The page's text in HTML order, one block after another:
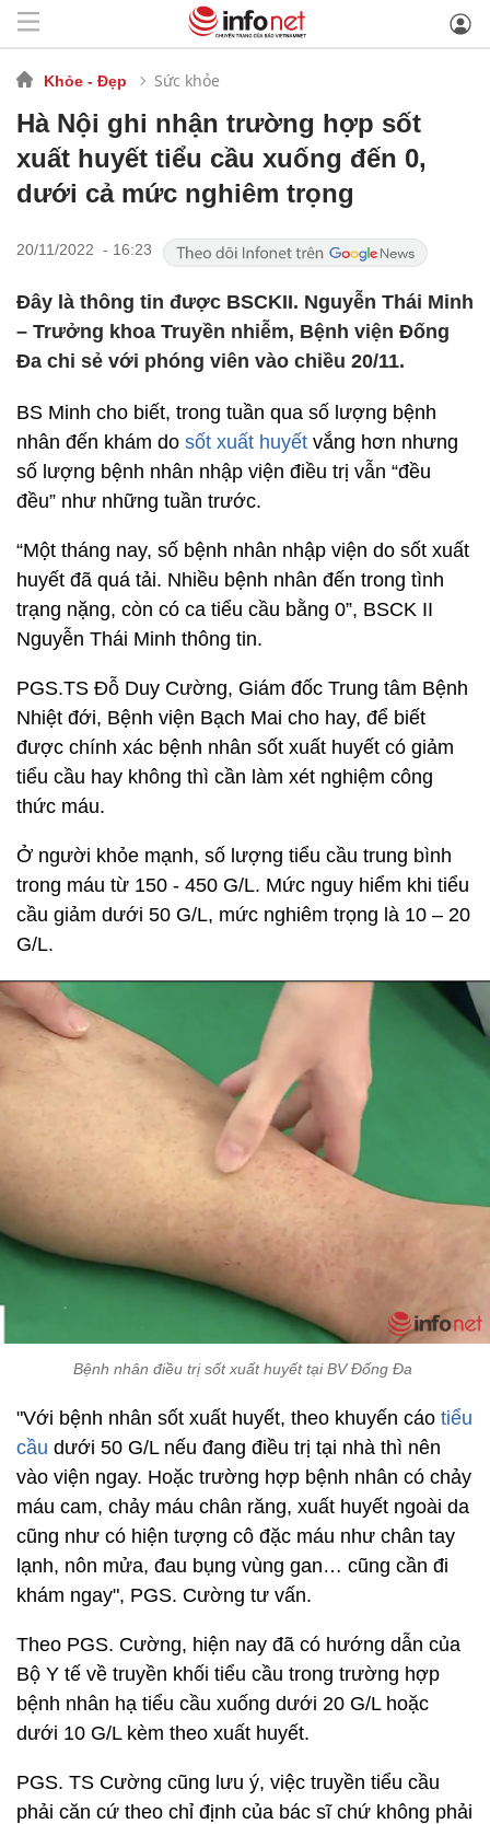
Khỏe - Đẹp Sức khỏe
Hà Nội ghi nhận trường hợp sốt
xuất huyết tiểu cầu xuống đến 0,
dưới cả mức nghiêm trọng
20/11/2022 - 16:23
Đây là thông tin được BSCKII. Nguyễn Thái Minh
– Trưởng khoa Truyền nhiễm, Bệnh viện Đống
Đa chi sẻ với phóng viên vào chiều 20/11.
BS Minh cho biết, trong tuần qua số lượng bệnh
nhân đến khám do sốt xuất huyết vắng hơn nhưng
số lượng bệnh nhân nhập viện điều trị vẫn “đều
đều” như những tuần trước.
“Một tháng nay, số bệnh nhân nhập viện do sốt xuất
huyết đã quá tải. Nhiều bệnh nhân đến trong tình
trạng nặng, còn có ca tiểu cầu bằng 0”, BSCK II
Nguyễn Thái Minh thông tin.
PGS.TS Đỗ Duy Cường, Giám đốc Trung tâm Bệnh
Nhiệt đới, Bệnh viện Bạch Mai cho hay, để biết
được chính xác bệnh nhân sốt xuất huyết có giảm
tiểu cầu hay không thì cần làm xét nghiệm công
thức máu.
Ở người khỏe mạnh, số lượng tiểu cầu trung bình
trong máu từ 150 - 450 G/L. Mức nguy hiểm khi tiểu
cầu giảm dưới 50 G/L, mức nghiêm trọng là 10 – 20
G/L.
Bệnh nhân điều trị sốt xuất huyết tại BV Đống Đa
"Với bệnh nhân sốt xuất huyết, theo khuyến cáo tiểu
cầu dưới 50 G/L nếu đang điều trị tại nhà thì nên
vào viện ngay. Hoặc trường hợp bệnh nhân có chảy
máu cam, chảy máu chân răng, xuất huyết ngoài da
cũng như có hiện tượng cô đặc máu như chân tay
lạnh, nôn mửa, đau bụng vùng gan… cũng cần đi
khám ngay", PGS. Cường tư vấn.
Theo PGS. Cường, hiện nay đã có hướng dẫn của
Bộ Y tế về truyền khối tiểu cầu trong trường hợp
bệnh nhân hạ tiểu cầu xuống dưới 20 G/L hoặc
dưới 10 G/L kèm theo xuất huyết.
PGS. TS Cường cũng lưu ý, việc truyền tiểu cầu
phải căn cứ theo chỉ định của bác sĩ chứ không phải